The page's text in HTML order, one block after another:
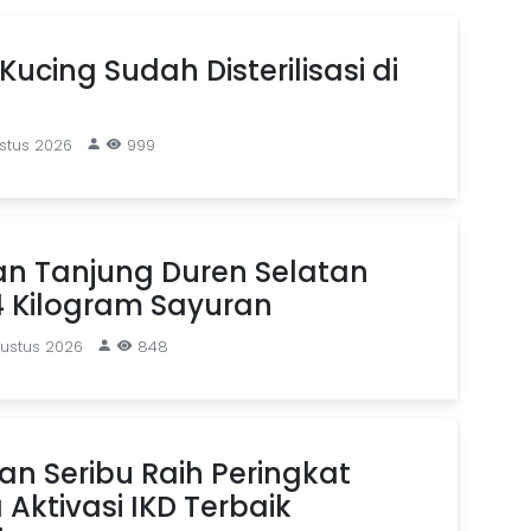
Sudah Disterilisasi di
2026 999
Tanjung Duren Selatan
Kilogram Sayuran
2026 848
Seribu Raih Peringkat
IKD Terbaik